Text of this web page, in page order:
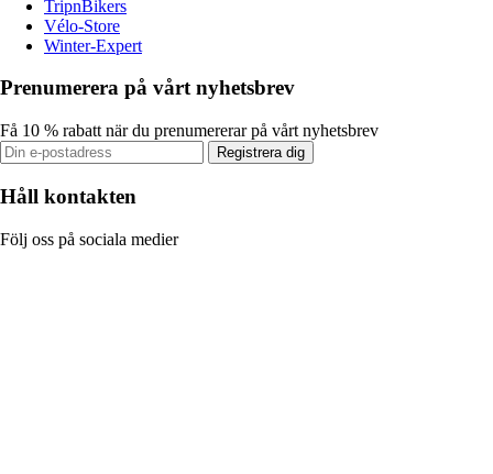
TripnBikers
Vélo-Store
Winter-Expert
Prenumerera på vårt nyhetsbrev
Få 10 % rabatt när du prenumererar på vårt nyhetsbrev
Registrera dig
Håll kontakten
Följ oss på sociala medier